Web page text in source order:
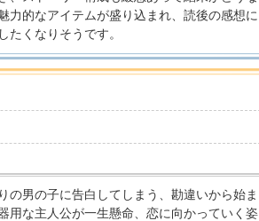
力的なアイテムが盛り込まれ、読後の感想に
くなりそうです。
の男の子に告白してしまう、勘違いから始ま
用な主人公が一生懸命、恋に向かっていく姿